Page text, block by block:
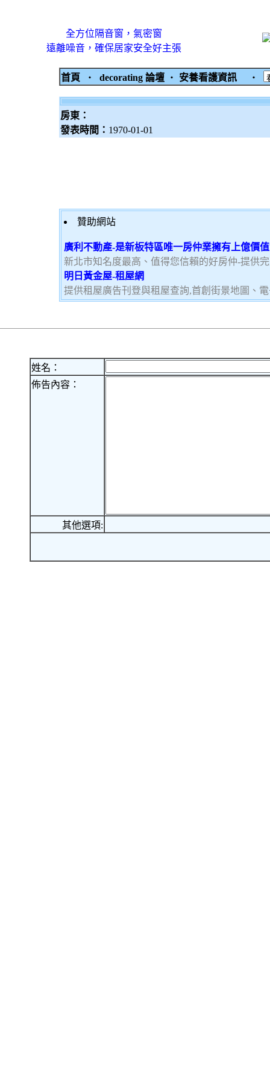
全方位隔音窗，氣密窗
遠離噪音，確保居家安全好主張
首頁 ‧ decorating 論壇 ‧ 安養看護資訊 ‧
房東：
發表時間： 1970-01-01
贊助網站
廣利不動產-是新板特區唯一房仲業擁有上億價
新北市知名度最高、值得您信賴的好房仲-提供
明日黃金屋-租屋網
提供租屋廣告刊登與租屋查詢,首創街景地圖、
姓名：
佈告內容：
其他選項: